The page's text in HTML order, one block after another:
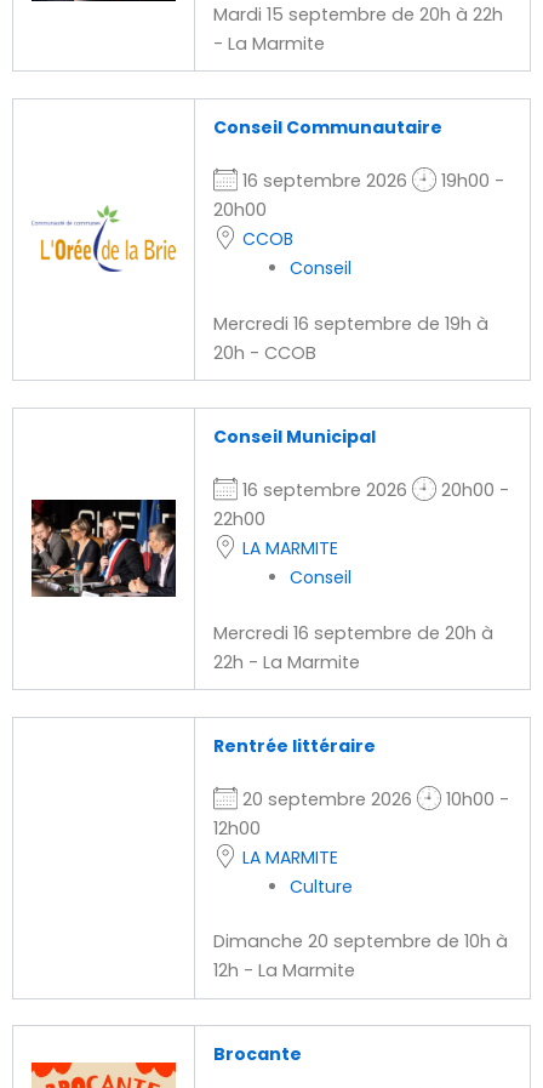
Mardi 15 septembre de 20h à 22h
- La Marmite
Conseil Communautaire
16 septembre 2026
19h00 -
20h00
CCOB
Conseil
Mercredi 16 septembre de 19h à
20h - CCOB
Conseil Municipal
16 septembre 2026
20h00 -
22h00
LA MARMITE
Conseil
Mercredi 16 septembre de 20h à
22h - La Marmite
Rentrée littéraire
20 septembre 2026
10h00 -
12h00
LA MARMITE
Culture
Dimanche 20 septembre de 10h à
12h - La Marmite
Brocante